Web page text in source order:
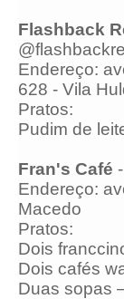
Flashback
Endereço:
628 - Vila
Pratos:
Pudim de
Fran's Café
Endereço:
Macedo
Pratos:
Dois
Dois cafés
Duas sopas